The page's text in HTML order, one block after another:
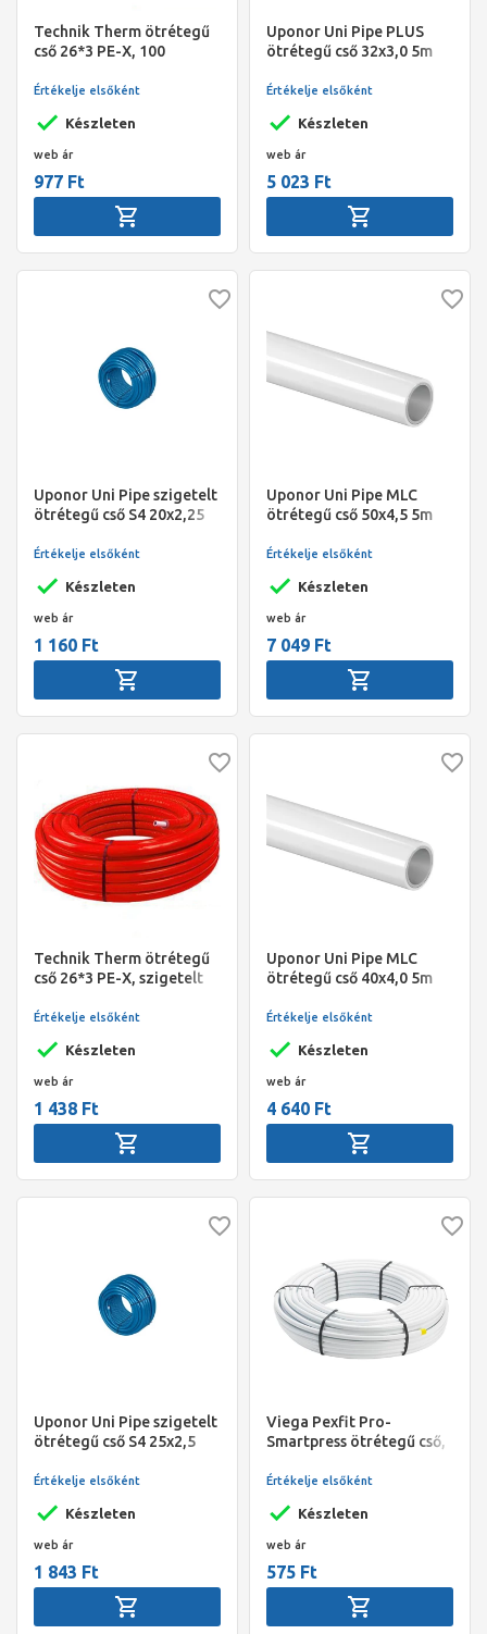
Technik Therm ötrétegű
cső 26*3 PE-X, 100
Készleten
Értékelje elsőként
web ár
977 Ft
Uponor Uni Pipe PLUS
ötrétegű cső 32x3,0 5m
Készleten
Értékelje elsőként
web ár
5 023 Ft
Uponor Uni Pipe szigetelt
ötrétegű cső S4 20x2,25
Készleten
Értékelje elsőként
web ár
1 160 Ft
Uponor Uni Pipe MLC
ötrétegű cső 50x4,5 5m
Készleten
Értékelje elsőként
web ár
7 049 Ft
Technik Therm ötrétegű
cső 26*3 PE-X, szigetelt
Készleten
Értékelje elsőként
web ár
1 438 Ft
Uponor Uni Pipe MLC
ötrétegű cső 40x4,0 5m
Készleten
Értékelje elsőként
web ár
4 640 Ft
Uponor Uni Pipe szigetelt
ötrétegű cső S4 25x2,5
Készleten
Értékelje elsőként
web ár
1 843 Ft
Viega Pexfit Pro-
Smartpress ötrétegű cső,
200 fm/tekercs
Készleten
Értékelje elsőként
web ár
575 Ft